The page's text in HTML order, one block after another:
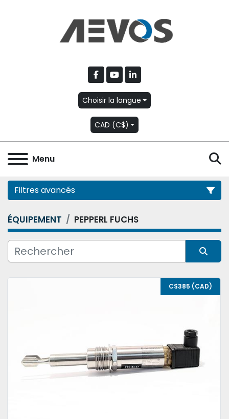
facebook
youtubelinkedin
Choisir la langue
CAD (C$)
Menu
Filtres avancés
Catégorie
Condition
ÉQUIPEMENT PEPPERL FUCHS
C$385 (CAD)